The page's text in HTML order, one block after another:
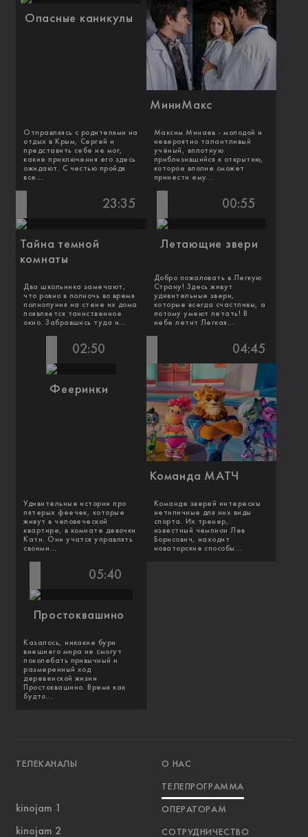
Опасные каникулы
Отправляясь с родителями на
отдых в Крым, Сергей и
представить себе не мог,
какие приключения его здесь
ожидают. С честью пройдя
все...
МиниМакс
Максим Минаев - молодой и
невероятно талантливый
учёный, вплотную
приблизившийся к открытию,
которое вполне сможет
принести ему...
23:35
Тайна темной
комнаты
Два школьника замечают,
что ровно в полночь во время
полнолуния на стене их дома
появляется таинственное
окно. Забравшись туда и...
00:55
Летающие звери
Добро пожаловать в Легкую
Страну! Здесь живут
удивительные звери,
которые всегда счастливы, а
потому умеют летать! В
небе летит Легкая...
02:50
Фееринки
Удивительные истории про
пятерых феечек, которые
живут в человеческой
квартире, в комнате девочки
Кати. Они учатся управлять
своими...
04:45
Команда МАТЧ
Команде зверей интересны
нетипичные для них виды
спорта. Их тренер,
известный чемпион Лев
Борисович, находит
новаторские способы...
05:40
Простоквашино
Казалось, никакие бури
внешнего мира не смогут
поколебать привычный и
размеренный ход
деревенской жизни
Простоквашино. Время как
будто...
ТЕЛЕКАНАЛЫ О НАС
ТЕЛЕПРОГРАММА
ОПЕРАТОРАМ
СОТРУДНИЧЕСТВО
kinojam 1
kinojam 2